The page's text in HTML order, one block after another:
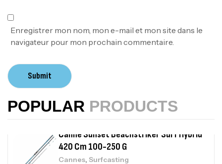
Enregistrer mon nom, mon e-mail et mon site dans le
navigateur pour mon prochain commentaire.
Submit
POPULAR PRODUCTS
Accastillage bateau,Accessoires bateaux
د.ت367,000
Canne Sunset Beachstriker Surf Hybrid
420 Cm 100-250 G
Cannes Surfcasting
د.ت215,000
Canne Sunset Secret Cove 450 Cm 100
– 300 G